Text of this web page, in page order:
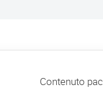
Contenuto